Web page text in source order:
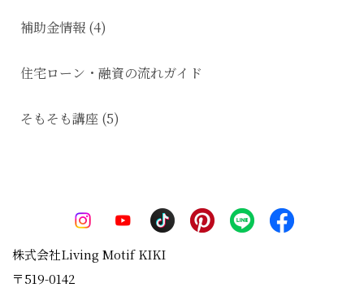
補助金情報 (4)
住宅ローン・融資の流れガイド
そもそも講座 (5)
株式会社Living Motif KIKI
〒519-0142